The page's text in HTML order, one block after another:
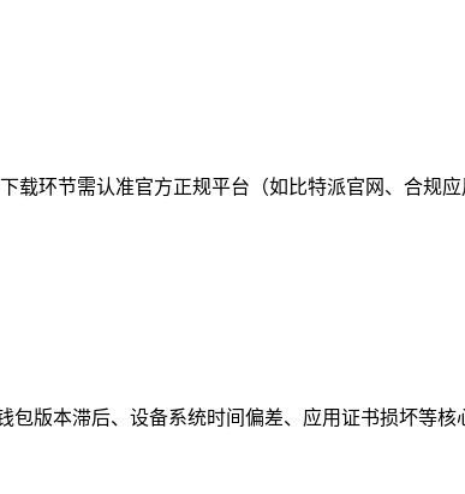
环节需认准官方正规平台（如比特派官网、合规
版本滞后、设备系统时间偏差、应用证书损坏等核